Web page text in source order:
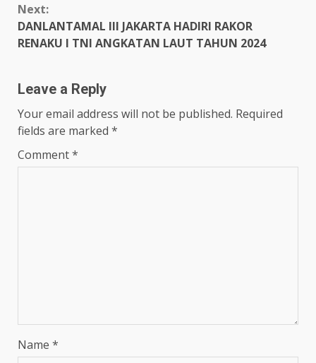
Next:
DANLANTAMAL III JAKARTA HADIRI RAKOR
RENAKU I TNI ANGKATAN LAUT TAHUN 2024
Leave a Reply
Your email address will not be published. Required
fields are marked *
Comment*
Name *